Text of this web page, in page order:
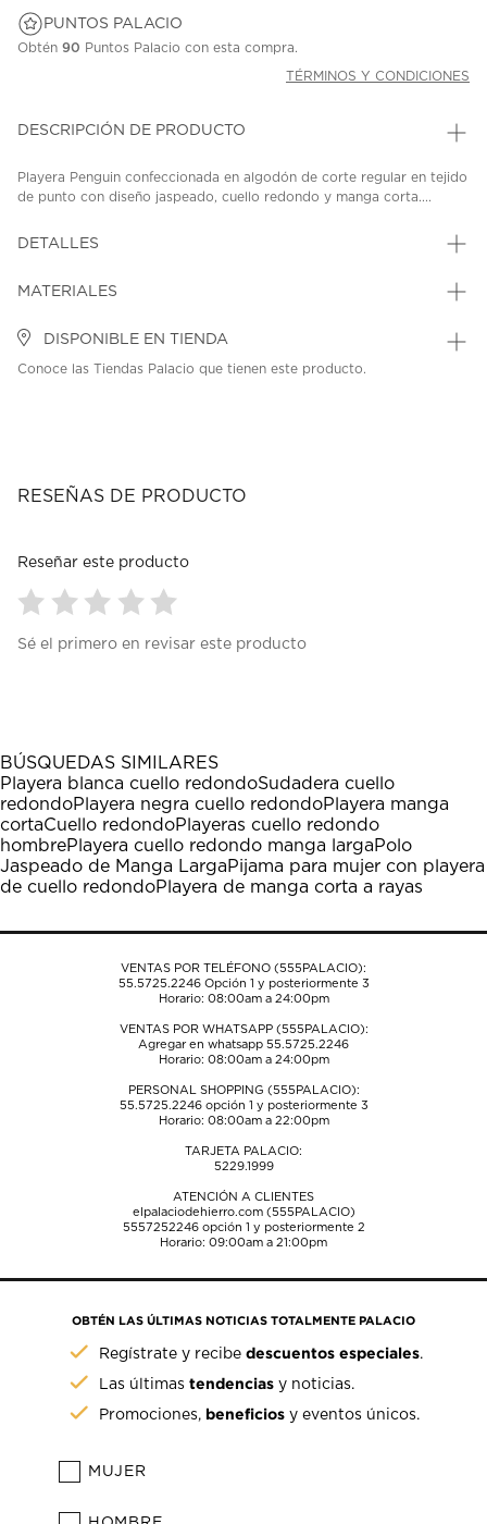
PUNTOS PALACIO
Obtén 90 Puntos Palacio con esta compra.
TÉRMINOS Y CONDICIONES
DESCRIPCIÓN DE PRODUCTO
Playera Penguin confeccionada en algodón de corte regular en tejido
de punto con diseño jaspeado, cuello redondo y manga corta....
DETALLES
MATERIALES
DISPONIBLE EN TIENDA
Conoce las Tiendas Palacio que tienen este producto.
RESEÑAS DE PRODUCTO
Reseñar este producto
para
1
estrella
Esta
acción
abrirá
el
formulario
de
para
estrellas.
Esta
acción
abrirá
el
formulario
de
para
estrellas.
Esta
acción
abrirá
el
formulario
de
para
estrellas.
Esta
acción
abrirá
el
formulario
de
para
estrellas.
Esta
acción
abrirá
el
formulario
de
Sé el primero en revisar este producto
BÚSQUEDAS SIMILARES
Playera blanca cuello redondoSudadera cuello
redondoPlayera negra cuello redondoPlayera manga
cortaCuello redondoPlayeras cuello redondo
hombrePlayera cuello redondo manga largaPolo
Jaspeado de Manga LargaPijama para mujer con playera
de cuello redondoPlayera de manga corta a rayas
VENTAS POR TELÉFONO (555PALACIO):
55.5725.2246Opción 1 y posteriormente 3
Horario: 08:00am a 24:00pm
VENTAS POR WHATSAPP (555PALACIO):
Agregar en whatsapp 55.5725.2246
Horario: 08:00am a 24:00pm
PERSONAL SHOPPING (555PALACIO):
55.5725.2246opción 1 y posteriormente 3
Horario: 08:00am a 22:00pm
TARJETA PALACIO:
5229.1999
ATENCIÓN A CLIENTES
elpalaciodehierro.com (555PALACIO)
5557252246opción 1 y posteriormente 2
Horario: 09:00am a 21:00pm
OBTÉN LAS ÚLTIMAS NOTICIAS TOTALMENTE PALACIO
Regístrate y recibedescuentos especiales.
Las últimastendencias y noticias.
Promociones, beneficios y eventos únicos.
MUJER